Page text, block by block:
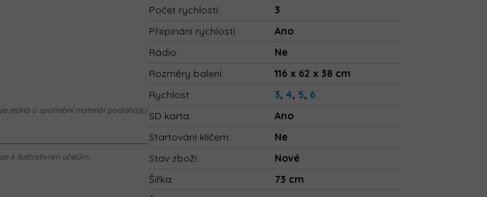
jedná o spotřební materiál podléhající
k ilustrativním účelům.
Počet rychlostí:
3
Přepínání rychlosti:
Ano
Rádio:
Ne
Rozměry balení:
116 x 62 x 38 cm
Rychlost: 3,4, 5, 6
SD karta:
Ano
Startování klíčem:
Ne
Stav zboží:
Nové
Šířka:
73 cm